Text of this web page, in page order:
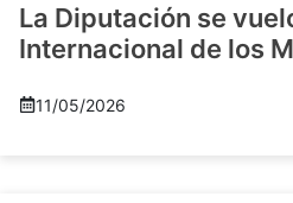
La Diputación se
Internacional de los
11/05/2026